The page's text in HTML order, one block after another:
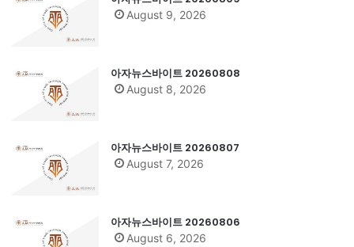
August 9, 2026
아자뉴스바이트 20260808
August 8, 2026
아자뉴스바이트 20260807
August 7, 2026
아자뉴스바이트 20260806
August 6, 2026